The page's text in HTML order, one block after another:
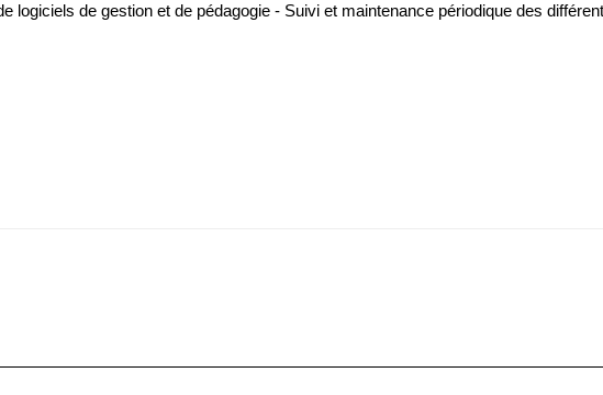
logiciels de gestion et de pédagogie - Suivi et maintenance périodique des